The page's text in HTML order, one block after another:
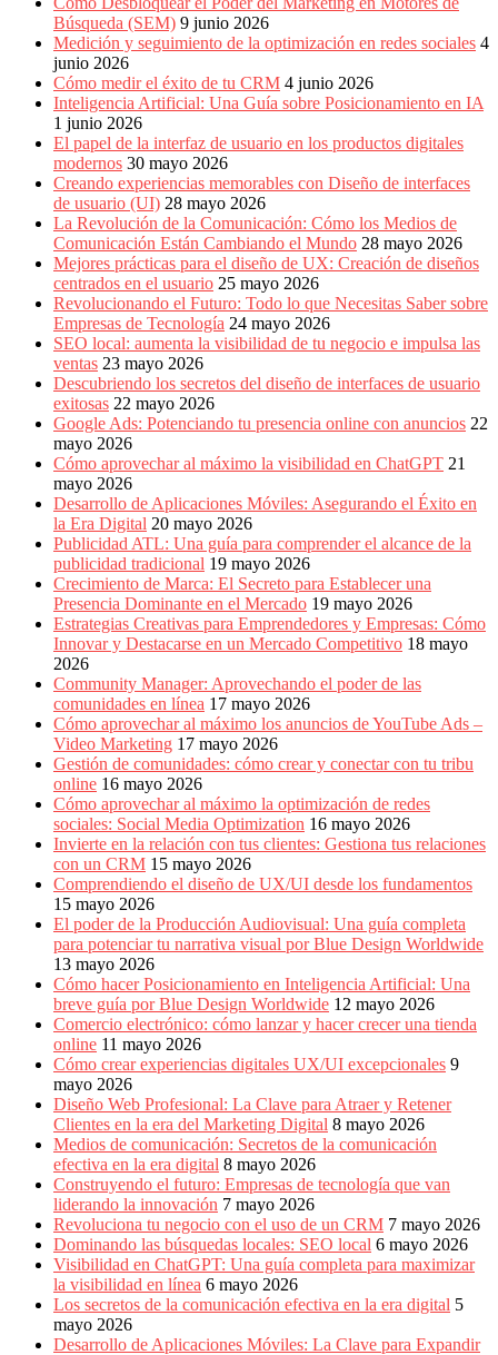
Búsqueda (SEM) 9 junio 2026
Medición y seguimiento de la optimización en redes sociales 4
junio 2026
Cómo medir el éxito de tu CRM 4 junio 2026
Inteligencia Artificial: Una Guía sobre Posicionamiento en IA
1 junio 2026
El papel de la interfaz de usuario en los productos digitales
modernos 30 mayo 2026
Creando experiencias memorables con Diseño de interfaces
de usuario (UI) 28 mayo 2026
La Revolución de la Comunicación: Cómo los Medios de
Comunicación Están Cambiando el Mundo 28 mayo 2026
Mejores prácticas para el diseño de UX: Creación de diseños
centrados en el usuario 25 mayo 2026
Revolucionando el Futuro: Todo lo que Necesitas Saber sobre
Empresas de Tecnología 24 mayo 2026
SEO local: aumenta la visibilidad de tu negocio e impulsa las
ventas 23 mayo 2026
Descubriendo los secretos del diseño de interfaces de usuario
exitosas 22 mayo 2026
Google Ads: Potenciando tu presencia online con anuncios 22
mayo 2026
Cómo aprovechar al máximo la visibilidad en ChatGPT 21
mayo 2026
Desarrollo de Aplicaciones Móviles: Asegurando el Éxito en
la Era Digital 20 mayo 2026
Publicidad ATL: Una guía para comprender el alcance de la
publicidad tradicional 19 mayo 2026
Crecimiento de Marca: El Secreto para Establecer una
Presencia Dominante en el Mercado 19 mayo 2026
Estrategias Creativas para Emprendedores y Empresas: Cómo
Innovar y Destacarse en un Mercado Competitivo 18 mayo
2026
Community Manager: Aprovechando el poder de las
comunidades en línea 17 mayo 2026
Cómo aprovechar al máximo los anuncios de YouTube Ads –
Video Marketing 17 mayo 2026
Gestión de comunidades: cómo crear y conectar con tu tribu
online 16 mayo 2026
Cómo aprovechar al máximo la optimización de redes
sociales: Social Media Optimization 16 mayo 2026
Invierte en la relación con tus clientes: Gestiona tus relaciones
con un CRM 15 mayo 2026
Comprendiendo el diseño de UX/UI desde los fundamentos
15 mayo 2026
El poder de la Producción Audiovisual: Una guía completa
para potenciar tu narrativa visual por Blue Design Worldwide
13 mayo 2026
Cómo hacer Posicionamiento en Inteligencia Artificial: Una
breve guía por Blue Design Worldwide 12 mayo 2026
Comercio electrónico: cómo lanzar y hacer crecer una tienda
online 11 mayo 2026
Cómo crear experiencias digitales UX/UI excepcionales 9
mayo 2026
Diseño Web Profesional: La Clave para Atraer y Retener
Clientes en la era del Marketing Digital 8 mayo 2026
Medios de comunicación: Secretos de la comunicación
efectiva en la era digital 8 mayo 2026
Construyendo el futuro: Empresas de tecnología que van
liderando la innovación 7 mayo 2026
Revoluciona tu negocio con el uso de un CRM 7 mayo 2026
Dominando las búsquedas locales: SEO local 6 mayo 2026
Visibilidad en ChatGPT: Una guía completa para maximizar
la visibilidad en línea 6 mayo 2026
Los secretos de la comunicación efectiva en la era digital 5
mayo 2026
Desarrollo de Aplicaciones Móviles: La Clave para Expandir